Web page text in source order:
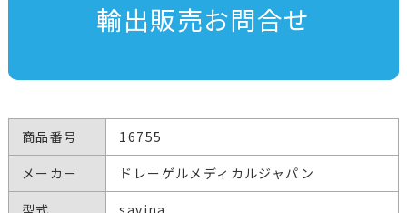
輸出販売お問合せ
商品番号
16755
メーカー
ドレーゲルメディカルジャパン